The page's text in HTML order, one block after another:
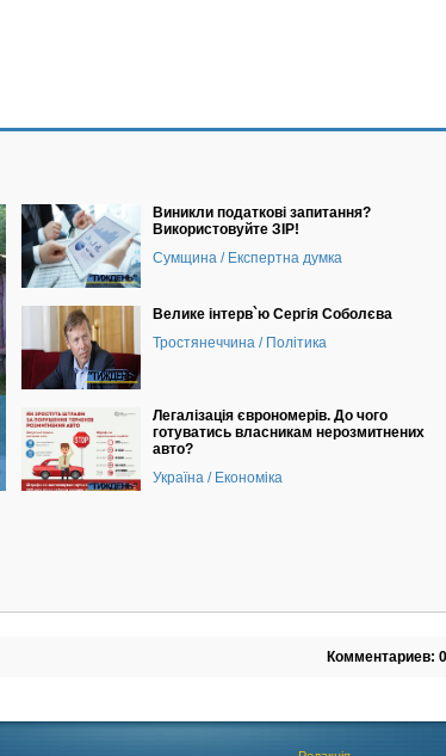
Виникли податкові запитання?
Використовуйте ЗІР!
Сумщина / Експертна думка
Велике інтерв`ю Сергія Соболєва
Тростянеччина / Політика
Легалізація єврономерів. До чого
готуватись власникам нерозмитнених
авто?
Україна / Економіка
Комментариев: 0